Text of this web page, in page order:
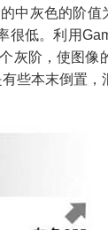
中灰色的阶值
很低。利用
个灰阶，使图像
些本末倒置，